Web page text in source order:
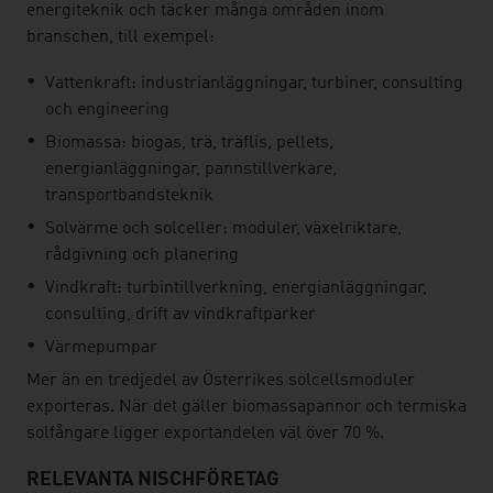
energiteknik och täcker många områden inom
branschen, till exempel:
Vattenkraft: industrianläggningar, turbiner, consulting
och engineering
Biomassa: biogas, trä, träflis, pellets,
energianläggningar, pannstillverkare,
transportbandsteknik
Solvärme och solceller: moduler, växelriktare,
rådgivning och planering
Vindkraft: turbintillverkning, energianläggningar,
consulting, drift av vindkraftparker
Värmepumpar
Mer än en tredjedel av Österrikes solcellsmoduler
exporteras. När det gäller biomassapannor och termiska
solfångare ligger exportandelen väl över 70 %.
RELEVANTA NISCHFÖRETAG